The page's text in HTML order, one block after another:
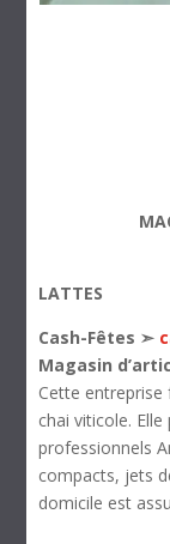
LATTES
Cash-Fêtes ➣
Magasin
Cette entreprise
chai viticole.
professionnels
compacts, jets
domicile est